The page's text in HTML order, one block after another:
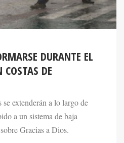
DURANTE EL
DE
extenderán a lo largo de
a un sistema de baja
Gracias a Dios.